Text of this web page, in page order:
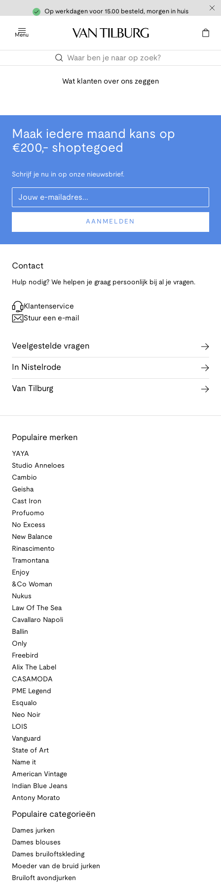
Op werkdagen voor 15.00 besteld, morgen in huis
Menu
Wat klanten over ons zeggen
Maak iedere maand kans op
€200,- shoptegoed
Schrijf je nu in op onze nieuwsbrief.
Your Email
AANMELDEN
Contact
Hulp nodig? We helpen je graag persoonlijk bij al je vragen.
Klantenservice
Stuur een e-mail
Veelgestelde vragen
In Nistelrode
Van Tilburg
Populaire merken
YAYA
Studio Anneloes
Cambio
Geisha
Cast Iron
Profuomo
No Excess
New Balance
Rinascimento
Tramontana
Enjoy
&Co Woman
Nukus
Law Of The Sea
Cavallaro Napoli
Ballin
Only
Freebird
Alix The Label
CASAMODA
PME Legend
Esqualo
Neo Noir
LOIS
Vanguard
State of Art
Name it
American Vintage
Indian Blue Jeans
Antony Morato
Populaire categorieën
Dames jurken
Dames blouses
Dames bruiloftskleding
Moeder van de bruid jurken
Bruiloft avondjurken